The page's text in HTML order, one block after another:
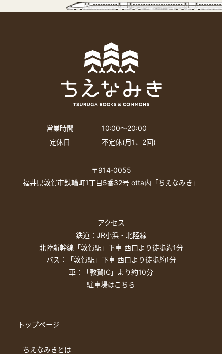
営業時間
10:00〜20:00
定休日
不定休(月1、2回)
〒914-0055
福井県敦賀市鉄輪町1丁目5番32号 otta内「ちえなみき」
アクセス
鉄道：JR小浜・北陸線
北陸新幹線「敦賀駅」下車 西口より徒歩約1分
バス：「敦賀駅」下車 西口より徒歩約1分
車：「敦賀IC」より約10分
駐車場はこちら
トップページ
ちえなみきとは